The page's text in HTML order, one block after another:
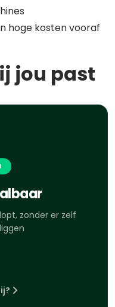
hoge kosten vooraf
jou past
zonder er zelf